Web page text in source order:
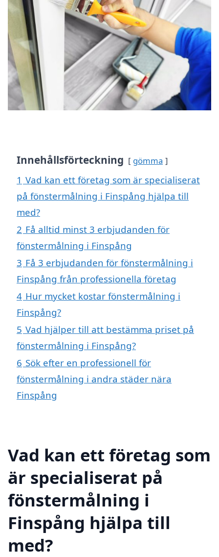
Innehållsförteckning gömma
1 Vad kan ett företag som är specialiserat
på fönstermålning i Finspång hjälpa till
med?
2 Få alltid minst 3 erbjudanden för
fönstermålning i Finspång
3 Få 3 erbjudanden för fönstermålning i
Finspång från professionella företag
4 Hur mycket kostar fönstermålning i
Finspång?
5 Vad hjälper till att bestämma priset på
fönstermålning i Finspång?
6 Sök efter en professionell för
fönstermålning i andra städer nära
Finspång
Vad kan ett företag som
är specialiserat på
fönstermålning i
Finspång hjälpa till
med?